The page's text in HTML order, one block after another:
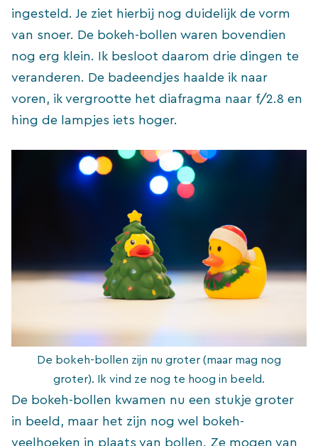
ingesteld. Je ziet hierbij nog duidelijk de vorm
van snoer. De bokeh-bollen waren bovendien
nog erg klein. Ik besloot daarom drie dingen te
veranderen. De badeendjes haalde ik naar
voren, ik vergrootte het diafragma naar f/2.8 en
hing de lampjes iets hoger.
De bokeh-bollen zijn nu groter (maar mag nog
groter). Ik vind ze nog te hoog in beeld.
De bokeh-bollen kwamen nu een stukje groter
in beeld, maar het zijn nog wel bokeh-
veelhoeken in plaats van bollen. Ze mogen van